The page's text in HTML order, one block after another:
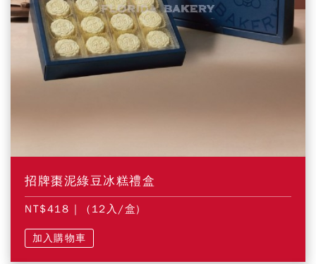
招牌棗泥綠豆冰糕禮盒
NT$418 | (12入/盒)
加入購物車